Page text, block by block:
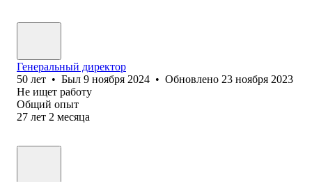
Генеральный директор
50 лет • Был 9 ноября 2024 • Обновлено 23 ноября 2023
Не ищет работу
Общий опыт
27 лет 2 месяца